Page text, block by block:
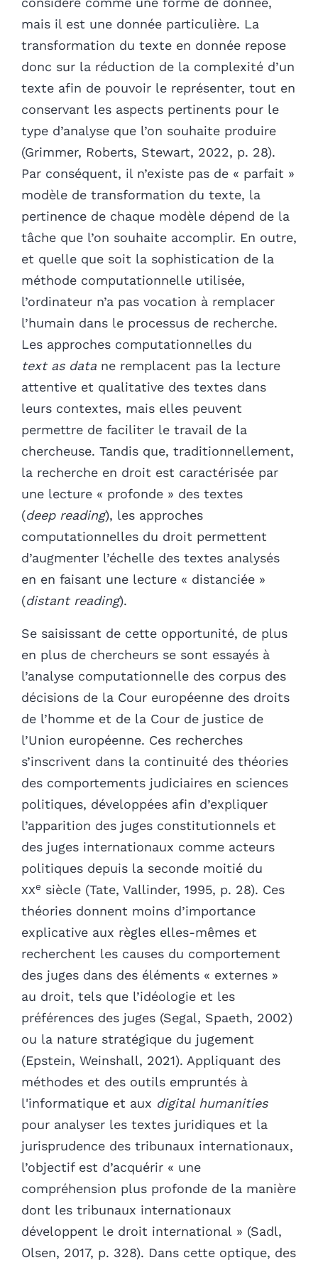
mais il est une donnée particulière. La
transformation du texte en donnée repose
donc sur la réduction de la complexité d’un
texte afin de pouvoir le représenter, tout en
conservant les aspects pertinents pour le
type d’analyse que l’on souhaite produire
(Grimmer, Roberts, Stewart, 2022, p. 28).
Par conséquent, il n’existe pas de « parfait »
modèle de transformation du texte, la
pertinence de chaque modèle dépend de la
tâche que l’on souhaite accomplir. En outre,
et quelle que soit la sophistication de la
méthode computationnelle utilisée,
l’ordinateur n’a pas vocation à remplacer
l’humain dans le processus de recherche.
Les approches computationnelles du
text as data ne remplacent pas la lecture
attentive et qualitative des textes dans
leurs contextes, mais elles peuvent
permettre de faciliter le travail de la
chercheuse. Tandis que, traditionnellement,
la recherche en droit est caractérisée par
une lecture « profonde » des textes
(deep reading), les approches
computationnelles du droit permettent
d’augmenter l’échelle des textes analysés
en en faisant une lecture « distanciée »
(distant reading).
Se saisissant de cette opportunité, de plus
en plus de chercheurs se sont essayés à
l’analyse computationnelle des corpus des
décisions de la Cour européenne des droits
de l’homme et de la Cour de justice de
l’Union européenne. Ces recherches
s’inscrivent dans la continuité des théories
des comportements judiciaires en sciences
politiques, développées afin d’expliquer
l’apparition des juges constitutionnels et
des juges internationaux comme acteurs
politiques depuis la seconde moitié du
xxe siècle (Tate, Vallinder, 1995, p. 28). Ces
théories donnent moins d’importance
explicative aux règles elles-mêmes et
recherchent les causes du comportement
des juges dans des éléments « externes »
au droit, tels que l’idéologie et les
préférences des juges (Segal, Spaeth, 2002)
ou la nature stratégique du jugement
(Epstein, Weinshall, 2021). Appliquant des
méthodes et des outils empruntés à
l'informatique et aux digital humanities
pour analyser les textes juridiques et la
jurisprudence des tribunaux internationaux,
l’objectif est d’acquérir « une
compréhension plus profonde de la manière
dont les tribunaux internationaux
développent le droit international » (Sadl,
Olsen, 2017, p. 328). Dans cette optique, des